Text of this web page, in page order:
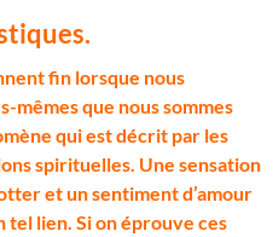
.
fin lorsque nous
mêmes que nous sommes
qui est décrit par les
spirituelles. Une sensation
et un sentiment d’amour
tel lien. Si on éprouve ces